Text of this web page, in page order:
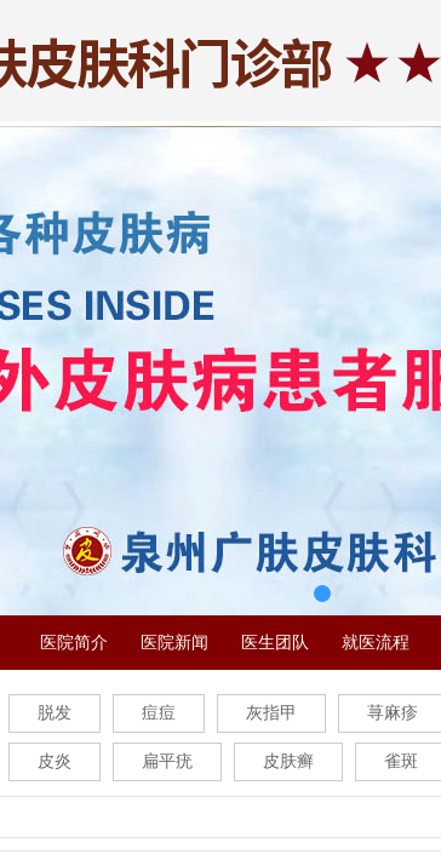
医院简介 医院新闻 医生团队 就医流程
脱发 痘痘 灰指甲 荨麻疹
皮炎 扁平疣 皮肤癣 雀斑